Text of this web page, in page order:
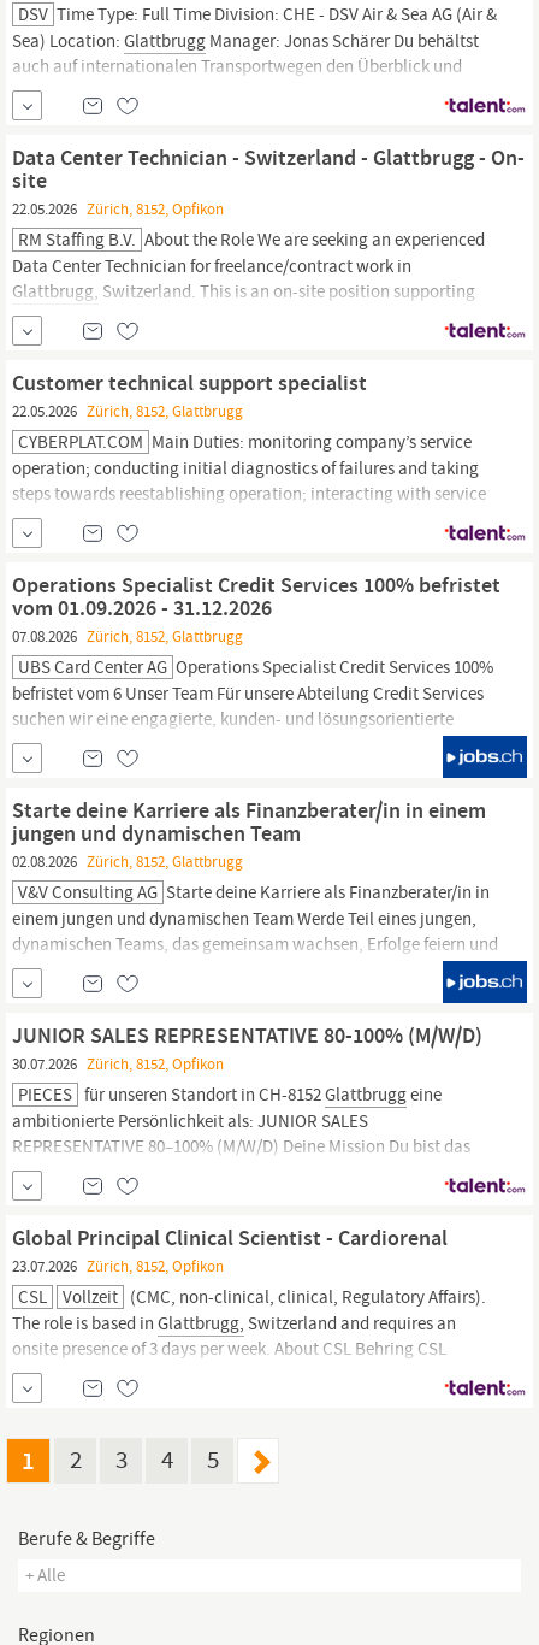
DSV Time Type: Full Time Division: CHE - DSV Air & Sea AG (Air &
Sea) Location: Glattbrugg Manager: Jonas Schärer Du behältst
auch auf internationalen Transportwegen den Überblick und
sorgst dafür, dass Seefrachtsendungen zuverlässig ihr Ziel
erreichen? Dann werde Teil von DSV Air & Sea in
Glattbrugg!In
Data Center Technician - Switzerland - Glattbrugg - On-
site
22.05.2026 Zürich, 8152, Opfikon
RM Staffing B.V. About the Role We are seeking an experienced
Data Center Technician for freelance/contract work in
Glattbrugg, Switzerland. This is an on-site position supporting
mission-critical infrastructure at premier data center facilities.
Compensation CHF35-50/hr (CHF hourly) Rates vary based on
Customer technical support specialist
22.05.2026 Zürich, 8152, Glattbrugg
CYBERPLAT.COM Main Duties: monitoring company’s service
operation; conducting initial diagnostics of failures and taking
steps towards reestablishing operation; interacting with service
providers; consulting customers on questions concerning
company’s business by means of forum, chat, phone, Skype, and
technical issues of...
Operations Specialist Credit Services 100% befristet
vom 01.09.2026 - 31.12.2026
07.08.2026 Zürich, 8152, Glattbrugg
UBS Card Center AG Operations Specialist Credit Services 100%
befristet vom 6 Unser Team Für unsere Abteilung Credit Services
suchen wir eine engagierte, kunden- und lösungsorientierte
Persönlichkeit mit einem professionellen Auftreten. Sie
unterstützen unser motivierte Teams im Bereich Inkasso und New
Account Services und tragen so aktiv zum Unternehmenserfolg
bei. Es erwartet Sie eine...
Starte deine Karriere als Finanzberater/in in einem
jungen und dynamischen Team
02.08.2026 Zürich, 8152, Glattbrugg
V&V Consulting AG Starte deine Karriere als Finanzberater/in in
einem jungen und dynamischen Team Werde Teil eines jungen,
dynamischen Teams, das gemeinsam wachsen, Erfolge feiern und
neue Wege gehen will. Bei uns erwarten dich echte
Entwicklungsmöglichkeiten, viel Eigenverantwortung und ein
modernes Arbeitsumfeld. Du bist motiviert, zuverlässig und bereit,
etwas aufzubauen? Dann freuen...
JUNIOR SALES REPRESENTATIVE 80-100% (M/W/D)
30.07.2026 Zürich, 8152, Opfikon
PIECES für unseren Standort in CH-8152Glattbruggeine
ambitionierte Persönlichkeit als: JUNIOR SALES
REPRESENTATIVE 80–100% (M/W/D) Deine Mission Du bist das
Gesicht unserer Marke im Schweizer und Liechtensteiner Markt.
Du entwickelst bestehende Kundenbeziehungen weiter, gewinnst
auszubauen.
Global Principal Clinical Scientist - Cardiorenal
23.07.2026 Zürich, 8152, Opfikon
CSL Vollzeit (CMC, non-clinical, clinical, Regulatory Affairs).
The role is based in Glattbrugg, Switzerland and requires an
onsite presence of 3 days per week. About CSL Behring CSL
Behring is a global biotherapeutics leader driven by our promise
to save lives. Focused on serving patients’ needs by using the
1 2 3 4 5
Berufe & Begriffe
+ Alle
Regionen